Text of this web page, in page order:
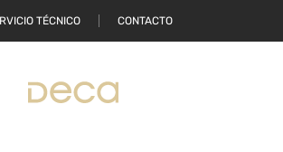
TÉCNICO CONTACTO